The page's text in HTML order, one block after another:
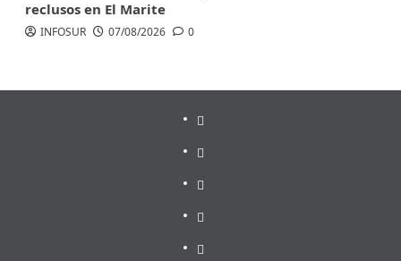
reclusos en El Marite
INFOSUR 07/08/2026 0